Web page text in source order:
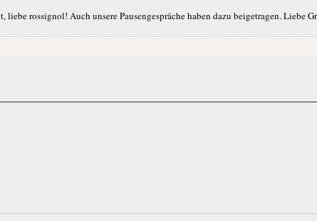
liebe rossignol! Auch unsere Pausengespräche haben dazu beigetragen. Liebe